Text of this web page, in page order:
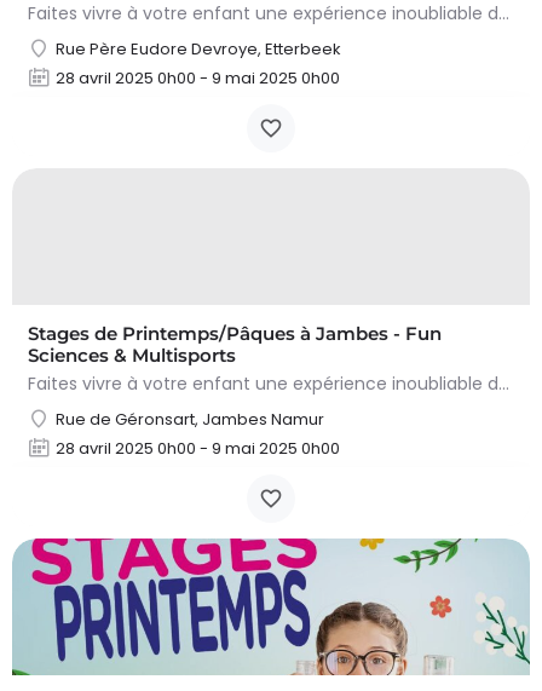
Faites vivre à votre enfant une expérience inoubliable durant les vacances de Printemps (Pâques) en…
Rue Père Eudore Devroye, Etterbeek
28 avril 2025 0h00 - 9 mai 2025 0h00
Stages de Printemps/Pâques à Jambes - Fun
Sciences & Multisports
Faites vivre à votre enfant une expérience inoubliable durant les vacances de Printemps (Pâques) en…
Rue de Géronsart, Jambes Namur
28 avril 2025 0h00 - 9 mai 2025 0h00